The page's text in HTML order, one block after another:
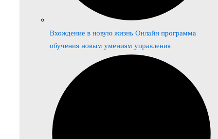
Вхождение в новую жизнь Онлайн программа
обучения новым умениям управления